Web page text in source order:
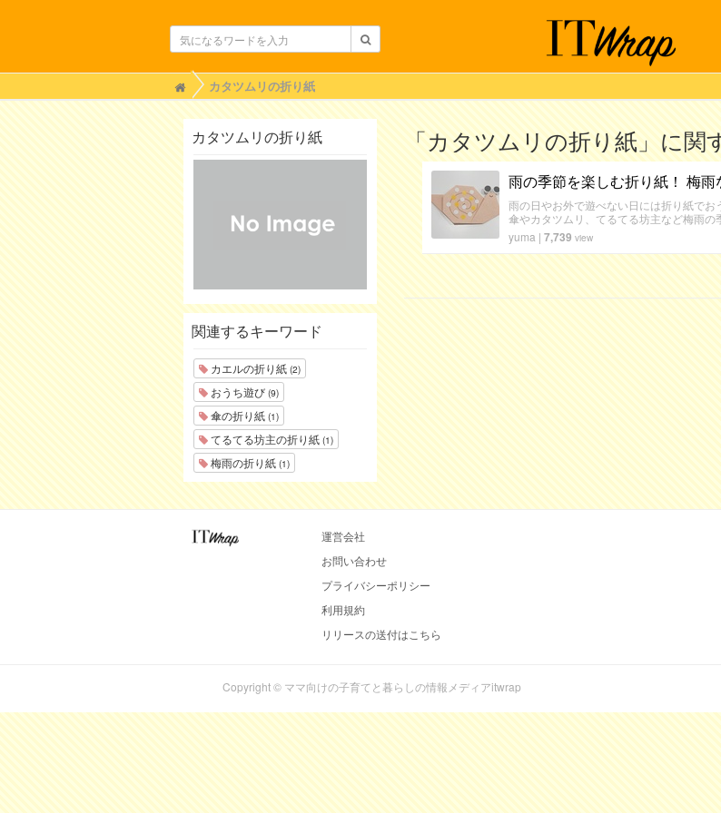
H
o
m
カタツムリの折り紙
カタツムリの折り紙
関連するキーワード
カエルの折り紙 (2)
おうち遊び (9)
傘の折り紙 (1)
てるてる坊主の折り紙 (1)
梅雨の折り紙 (1)
「カタツムリの折り紙」に関
雨の季節を楽しむ折り紙！ 梅
雨の日やお外で遊べない日には折り紙で
傘やカタツムリ、てるてる坊主など梅雨の
yuma | 7,739 view
運営会社
お問い合わせ
プライバシーポリシー
利用規約
リリースの送付はこちら
Copyright © ママ向けの子育てと暮らしの情報メディアitwrap